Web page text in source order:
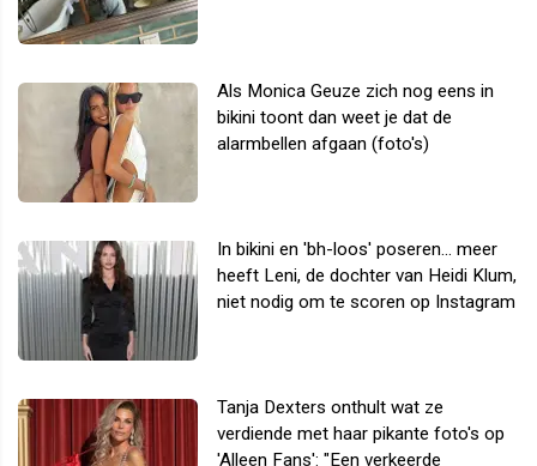
Als Monica Geuze zich nog eens in
bikini toont dan weet je dat de
alarmbellen afgaan (foto's)
In bikini en 'bh-loos' poseren... meer
heeft Leni, de dochter van Heidi Klum,
niet nodig om te scoren op Instagram
Tanja Dexters onthult wat ze
verdiende met haar pikante foto's op
'Alleen Fans': "Een verkeerde